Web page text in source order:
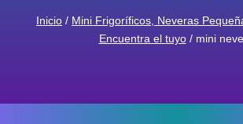
Inicio / Mini Frigoríficos, Neveras
Encuentra el tuyo / mini